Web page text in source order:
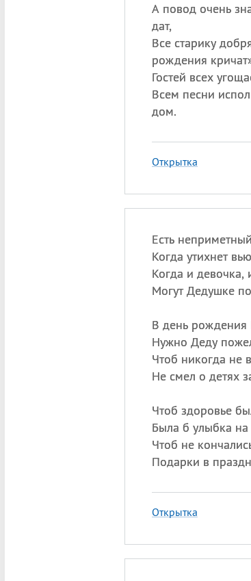
А повод очень
дат,
Все старику
рождения
Гостей всех
Всем песни
дом.
Открытка
Есть
Когда утихнет
Когда и девочка,
Могут Дедушке
В день рождения
Нужно Деду
Чтоб никогда не
Не смел о детях
Чтоб здоровье
Была б улыбка на
Чтоб не
Подарки в
Открытка